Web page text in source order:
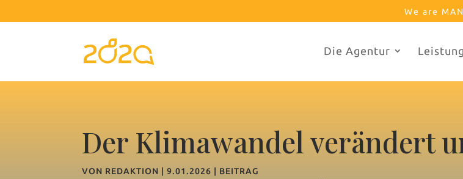
We are
Die Agentur
Der Klimawandel verändert
VON REDAKTION |9.01.2026 BEITRAG